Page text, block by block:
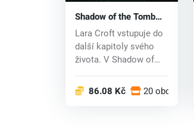
Shadow of the Tomb
Raider (PC) CD key
Lara Croft vstupuje do
další kapitoly svého
života. V Shadow of
86.08 Kč 20 obchodech